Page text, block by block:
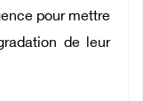
pour mettre
de leur